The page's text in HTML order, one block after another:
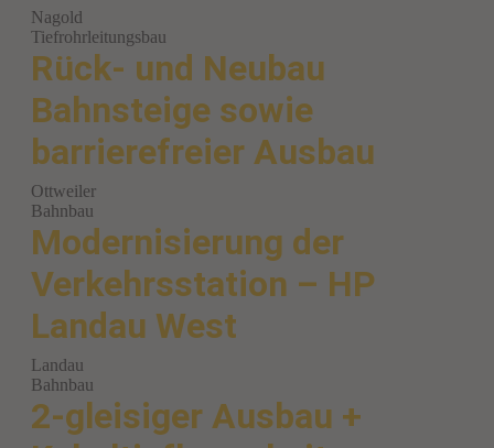
Nagold
Tiefrohrleitungsbau
Rück- und Neubau
Bahnsteige sowie
barrierefreier Ausbau
Ottweiler
Bahnbau
Modernisierung der
Verkehrsstation – HP
Landau West
Landau
Bahnbau
2-gleisiger Ausbau +